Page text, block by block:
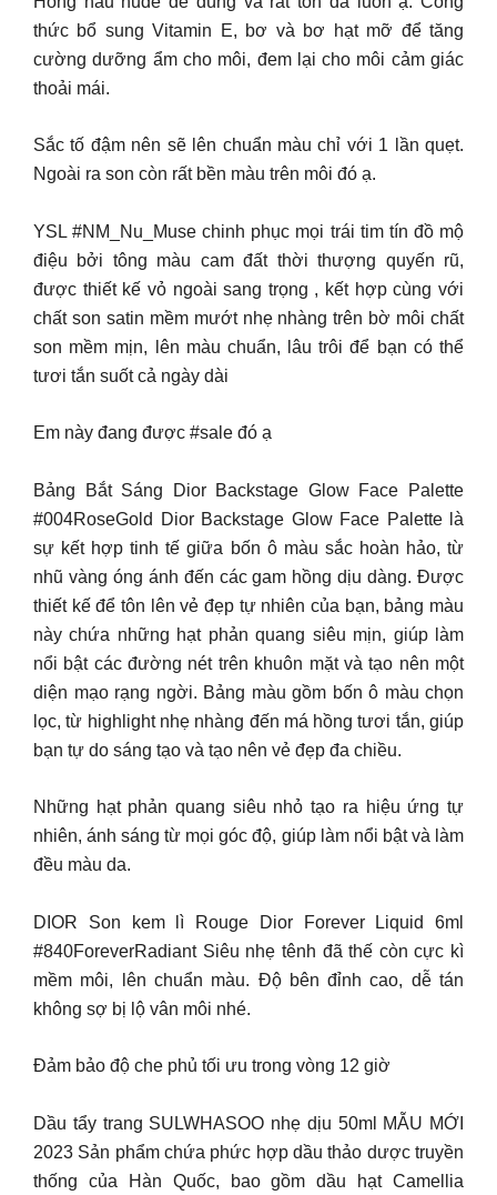
thức bổ sung Vitamin E, bơ và bơ hạt mỡ để tăng
cường dưỡng ẩm cho môi, đem lại cho môi cảm giác
thoải mái.
Sắc tố đậm nên sẽ lên chuẩn màu chỉ với 1 lần quẹt.
Ngoài ra son còn rất bền màu trên môi đó ạ.
YSL #NM_Nu_Muse chinh phục mọi trái tim tín đồ mộ
điệu bởi tông màu cam đất thời thượng quyến rũ,
được thiết kế vỏ ngoài sang trọng , kết hợp cùng với
chất son satin mềm mướt nhẹ nhàng trên bờ môi chất
son mềm mịn, lên màu chuẩn, lâu trôi để bạn có thể
tươi tắn suốt cả ngày dài
Em này đang được #sale đó ạ
Bảng Bắt Sáng Dior Backstage Glow Face Palette
#004RoseGold Dior Backstage Glow Face Palette là
sự kết hợp tinh tế giữa bốn ô màu sắc hoàn hảo, từ
nhũ vàng óng ánh đến các gam hồng dịu dàng. Được
thiết kế để tôn lên vẻ đẹp tự nhiên của bạn, bảng màu
này chứa những hạt phản quang siêu mịn, giúp làm
nổi bật các đường nét trên khuôn mặt và tạo nên một
diện mạo rạng ngời. Bảng màu gồm bốn ô màu chọn
lọc, từ highlight nhẹ nhàng đến má hồng tươi tắn, giúp
bạn tự do sáng tạo và tạo nên vẻ đẹp đa chiều.
Những hạt phản quang siêu nhỏ tạo ra hiệu ứng tự
nhiên, ánh sáng từ mọi góc độ, giúp làm nổi bật và làm
đều màu da.
DIOR Son kem lì Rouge Dior Forever Liquid 6ml
#840ForeverRadiant Siêu nhẹ tênh đã thế còn cực kì
mềm môi, lên chuẩn màu. Độ bên đỉnh cao, dễ tán
không sợ bị lộ vân môi nhé.
Đảm bảo độ che phủ tối ưu trong vòng 12 giờ
Dầu tẩy trang SULWHASOO nhẹ dịu 50ml MẪU MỚI
2023 Sản phẩm chứa phức hợp dầu thảo dược truyền
thống của Hàn Quốc, bao gồm dầu hạt Camellia